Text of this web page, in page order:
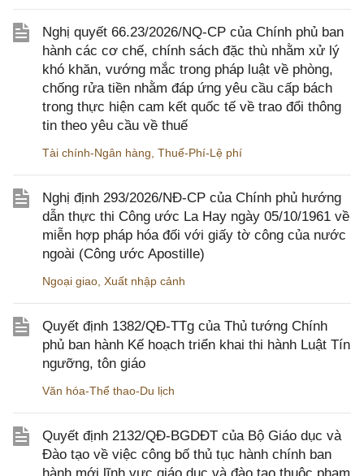
Nghị quyết 66.23/2026/NQ-CP của Chính phủ ban
hành các cơ chế, chính sách đặc thù nhằm xử lý
khó khăn, vướng mắc trong pháp luật về phòng,
chống rửa tiền nhằm đáp ứng yêu cầu cấp bách
trong thực hiện cam kết quốc tế về trao đổi thông
tin theo yêu cầu về thuế
Tài chính-Ngân hàng Thuế-Phí-Lệ phí
Nghị định 293/2026/NĐ-CP của Chính phủ hướng
dẫn thực thi Công ước La Hay ngày 05/10/1961 về
miễn hợp pháp hóa đối với giấy tờ công của nước
ngoài (Công ước Apostille)
Ngoại giao Xuất nhập cảnh
Quyết định 1382/QĐ-TTg của Thủ tướng Chính
phủ ban hành Kế hoạch triển khai thi hành Luật Tín
ngưỡng, tôn giáo
Văn hóa-Thể thao-Du lịch
Quyết định 2132/QĐ-BGDĐT của Bộ Giáo dục và
Đào tạo về việc công bố thủ tục hành chính ban